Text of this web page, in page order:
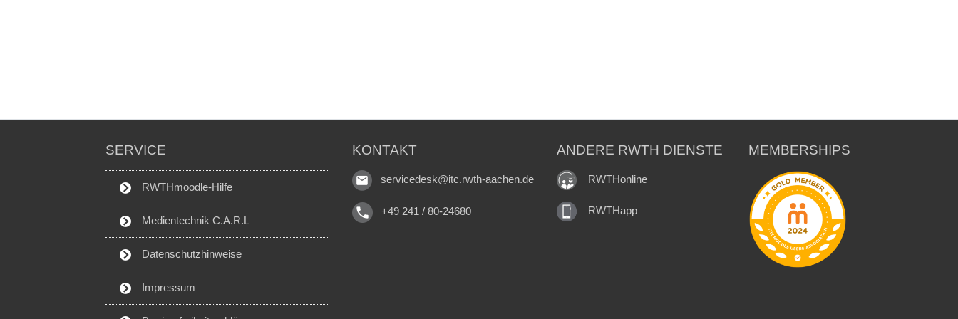
SERVICE
RWTHmoodle-Hilfe
Medientechnik C.A.R.L
Datenschutzhinweise
Impressum
KONTAKT
servicedesk@itc.rwth-aachen.de
+49 241 / 80-24680
ANDERE RWTH DIENSTE
RWTHonline
RWTHapp
MEMBERSHIPS